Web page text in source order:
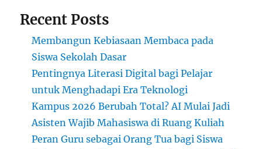
Recent Posts
Membangun Kebiasaan Membaca pada
Siswa Sekolah Dasar
Pentingnya Literasi Digital bagi Pelajar
untuk Menghadapi Era Teknologi
Kampus 2026 Berubah Total? AI Mulai Jadi
Asisten Wajib Mahasiswa di Ruang Kuliah
Peran Guru sebagai Orang Tua bagi Siswa